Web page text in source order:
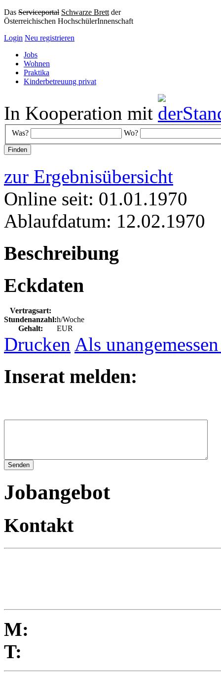
Das Serviceportal Schwarze Brett der
Österreichischen HochschülerInnenschaft
Login Neu registrieren
Jobs
Wohnen
Praktika
Kinderbetreuung privat
In Kooperation mit
Was? Wo?
zur Ergebnisübersicht
Online seit: 01.01.1970
Ablaufdatum: 12.02.1970
Beschreibung
Eckdaten
Vertragsart:
Stundenanzahl:h/Woche
Gehalt:
EUR
Drucken Als
Inserat melden:
Jobangebot
Kontakt
M:
T: